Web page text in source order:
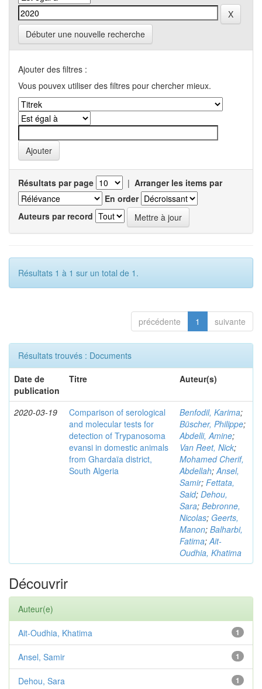
Débuter une nouvelle recherche
Ajouter des filtres :
Vous pouvex utiliser des filtres pour chercher mieux.
Résultats par page | Arranger les items par
En order
Auteurs par record
Résultats 1 à 1 sur un total de 1.
précédente 1 suivante
Résultats trouvés : Documents
Date de
publication
Titre Auteur(s)
2020-03-19
Comparison of serological
and molecular tests for
detection of Trypanosoma
evansi in domestic animals
from Ghardaïa district,
South Algeria
Benfodil, Karima;
Büscher, Philippe;
Abdelli, Amine;
Van Reet, Nick;
Mohamed Cherif,
Abdellah;Ansel,
Samir; Fettata,
Said; Dehou,
Sara; Bebronne,
Nicolas; Geerts,
Manon; Balharbi,
Fatima;Ait-
Oudhia, Khatima
Découvrir
Auteur(e)
1
Ait-Oudhia, Khatima
1
Ansel, Samir
1
Dehou, Sara